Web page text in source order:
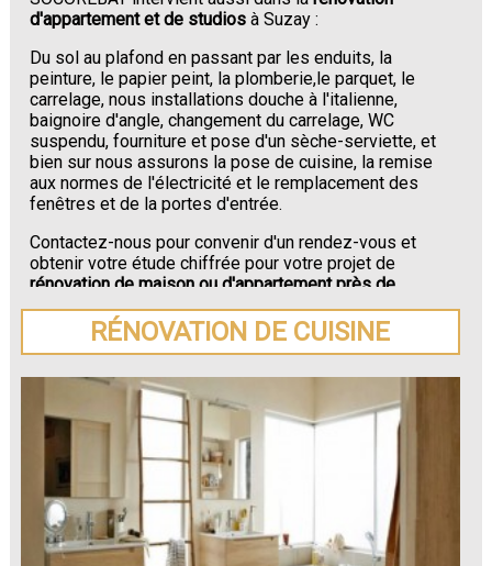
d'appartement et de studios à Suzay :
Du sol au plafond en passant par les enduits, la
peinture, le papier peint, la plomberie,le parquet, le
carrelage, nous installations douche à l'italienne,
baignoire d'angle, changement du carrelage, WC
suspendu, fourniture et pose d'un sèche-serviette, et
bien sur nous assurons la pose de cuisine, la remise
aux normes de l'électricité et le remplacement des
fenêtres et de la portes d'entrée.
Contactez-nous pour convenir d'un rendez-vous et
obtenir votre étude chiffrée pour votre projet de
rénovation de maison ou d'appartement près de
Suzay.
RÉNOVATION DE CUISINE